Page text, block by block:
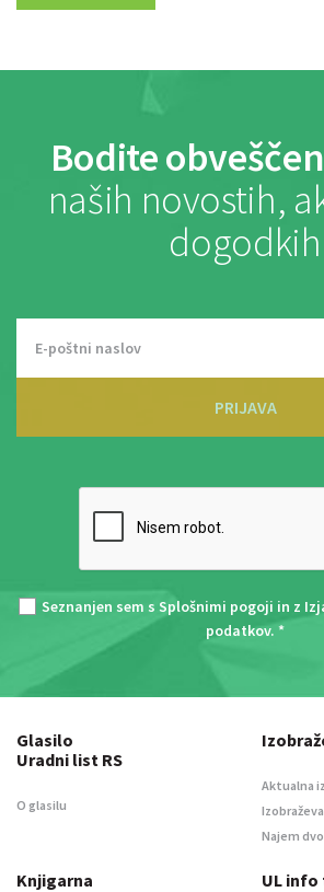
Bodite
naših novostih,
dogodkih
PRIJAVA
Seznanjen sem s Splošnimi pogoji in z
podatkov. *
Glasilo
Uradni list RS
O glasilu
Aktualna
Najem
Knjigarna UL